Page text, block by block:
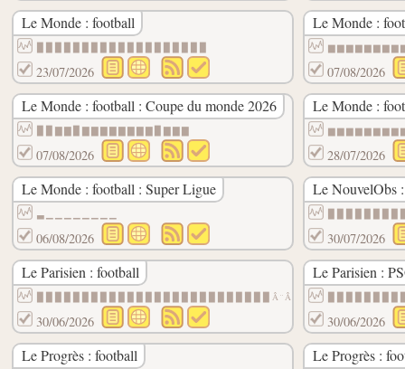
Le Monde : football
23/07/2026
Le Monde :
07/08/2026
Le Monde : football : Coupe du monde 2026
▉▉▇▇▉▇▇▇▇▇▇▇▇▉▇▇▇
07/08/2026
Le Monde :
28/07/2026
Le Monde : football : Super Ligue
▃▁▁▁▁▁▁▁▁
06/08/2026
Le NouvelObs
30/07/2026
Le Parisien : football
▉▉▉▉▉▉▉▉▉▉▉▉▉▉▉▉▉▉▉▉▉▉▉▉▉▉Â¨Â¨Â¨Â¨
30/06/2026
Le Parisien :
30/06/2026
Le Progrès : football Le Progrès :